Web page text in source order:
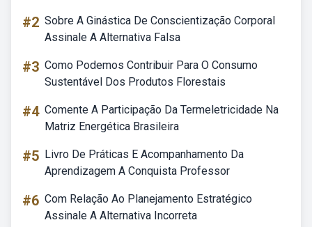
#2 Sobre A Ginástica De Conscientização Corporal
Assinale A Alternativa Falsa
#3 Como Podemos Contribuir Para O Consumo
Sustentável Dos Produtos Florestais
#4 Comente A Participação Da Termeletricidade Na
Matriz Energética Brasileira
#5 Livro De Práticas E Acompanhamento Da
Aprendizagem A Conquista Professor
#6 Com Relação Ao Planejamento Estratégico
Assinale A Alternativa Incorreta